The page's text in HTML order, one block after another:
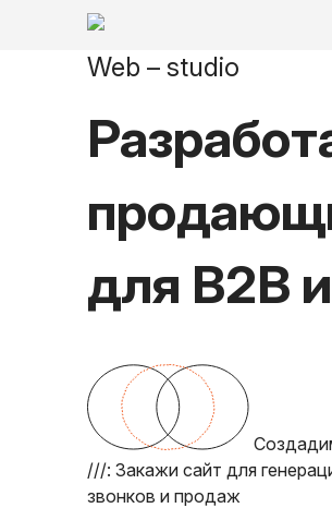
Web – studio
для B2B
///: Закажи сайт для
звонков и продаж